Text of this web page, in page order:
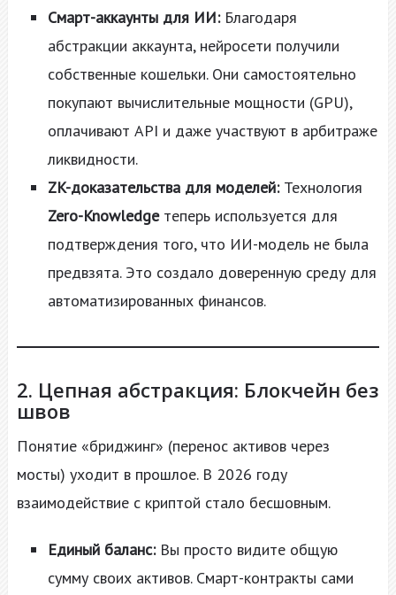
Смарт-аккаунты для ИИ:Благодаря
абстракции аккаунта, нейросети получили
собственные кошельки. Они самостоятельно
покупают вычислительные мощности (GPU),
оплачивают API и даже участвуют в арбитраже
ликвидности.
ZK-доказательства для моделей:Технология
Zero-Knowledgeтеперь используется для
подтверждения того, что ИИ-модель не была
предвзята. Это создало доверенную среду для
автоматизированных финансов.
2. Цепная абстракция: Блокчейн без
швов
Понятие «бриджинг» (перенос активов через
мосты) уходит в прошлое. В 2026 году
взаимодействие с криптой стало бесшовным.
Единый баланс:Вы просто видите общую
сумму своих активов. Смарт-контракты сами